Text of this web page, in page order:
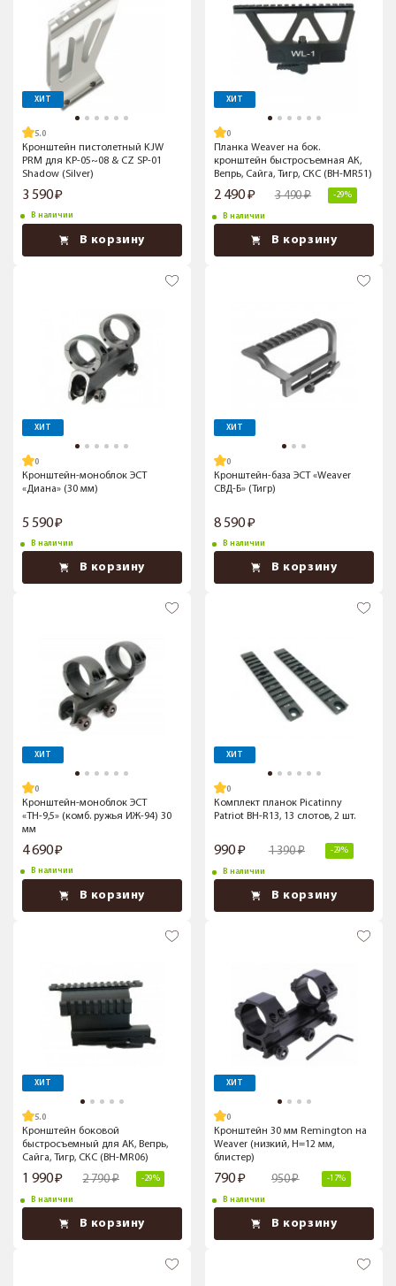
ХИТ
5.0
Кронштейн пистолетный KJW
PRM для KP-05~08 & CZ SP-01
Shadow (Silver)
3 590
В наличии
В корзину
ХИТ
Планка Weaver на бок.
кронштейн быстросъемная АК,
Вепрь, Сайга, Тигр, СКС (BH-MR51)
2 490 3 490 -29%
В наличии
В корзину
ХИТ
Кронштейн-моноблок ЭСТ
«Диана» (30 мм)
5 590
В наличии
В корзину
ХИТ
Кронштейн-база ЭСТ «Weaver
СВД-Б» (Тигр)
8 590
В наличии
В корзину
ХИТ
Кронштейн-моноблок ЭСТ
«ТН-9,5» (комб. ружья ИЖ-94) 30
мм
4 690
В наличии
В корзину
ХИТ
Комплект планок Picatinny
Patriot BH-R13, 13 слотов, 2 шт.
990 1 390 -29%
В наличии
В корзину
ХИТ
5.0
Кронштейн боковой
быстросъемный для АК, Вепрь,
Сайга, Тигр, СКС (BH-MR06)
1 990 2 790 -29%
В наличии
В корзину
ХИТ
Кронштейн 30 мм Remington на
Weaver (низкий, H=12 мм,
блистер)
790 950 -17%
В наличии
В корзину